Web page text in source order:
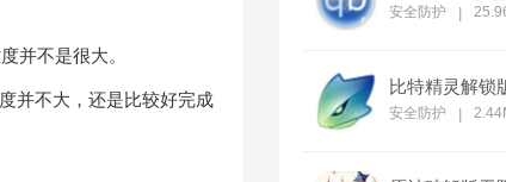
并不是很大。
并不大，还是比较好完成
安全防护
比特精灵解锁
安全防护